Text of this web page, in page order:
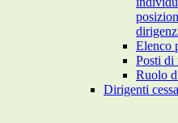
Elenco
Posti di
Ruolo
Dirigenti